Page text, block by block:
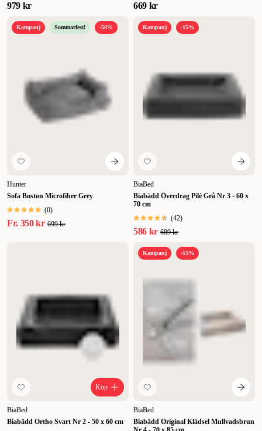
979 kr 669 kr
Kampanj Sommarfest! -50%
Hunter
Sofa Boston Microfiber Grey
(0)
Fr. 350 kr 699 kr
Kampanj -15%
BiaBed
Biabädd Överdrag Pilé Grå Nr 3 - 60 x
70 cm
(42)
586 kr 689 kr
Köp
BiaBed
Biabädd Ortho Svart Nr 2 - 50 x 60 cm
Kampanj -15%
BiaBed
Biabädd Original Klädsel Mullvadsbrun